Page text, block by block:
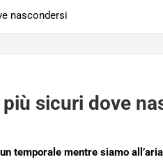
nascondersi
sicuri dove
temporale mentre siamo